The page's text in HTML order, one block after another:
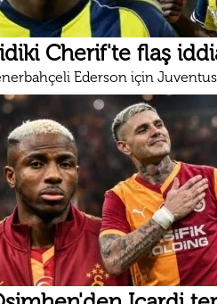
Cherif'te flaş
Ederson için Juventus